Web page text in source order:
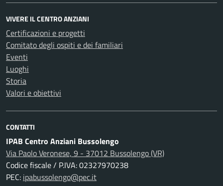
VIVERE IL CENTRO ANZIANI
Certificazioni e progetti
Comitato degli ospiti e dei familiari
Eventi
Luoghi
Storia
Valori e obiettivi
CONTATTI
IPAB Centro Anziani Bussolengo
Via Paolo Veronese, 9 - 37012 Bussolengo (VR)
Codice fiscale / P.IVA: 02327970238
PEC: ipabussolengo@pec.it